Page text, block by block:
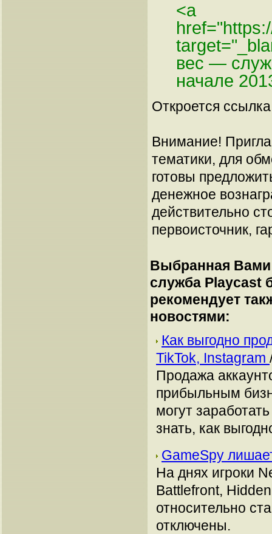
<a
вес —
начале
Откроется
Внимание!
тематики, для
готовы
денежное
действительно
первоисточник,
Выбранная Вами
служба Playcast
рекомендует
новостями:
Как выгодно
TikTok, Instagram
Продажа
прибыльным
могут
знать, как
GameSpy
На днях игроки
Battlefront,
относительно
отключены.